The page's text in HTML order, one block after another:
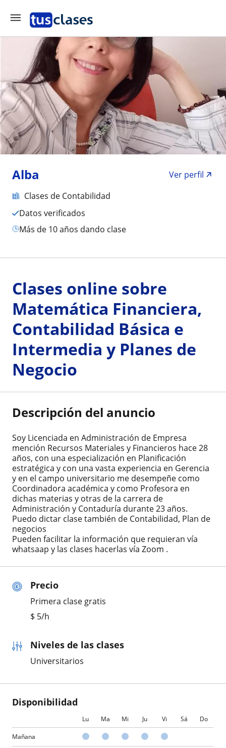
Alba
Ver perfil
Clases de Contabilidad
Datos verificados
más de 10 años dando clase
Precio
Primera clase gratis
$ 5/h
Niveles de las clases
Universitarios
Disponibilidad
Lu Ma Mi Ju Vi Sá Do
Mañana
Clases online sobre
Matemática Financiera,
Contabilidad Básica e
Intermedia y Planes de
Negocio
Descripción del anuncio
Soy Licenciada en Administración de Empresa
mención Recursos Materiales y Financieros hace 28
años, con una especialización en Planificación
estratégica y con una vasta experiencia en Gerencia
y en el campo universitario me desempeñe como
Coordinadora académica y como Profesora en
dichas materias y otras de la carrera de
Administración y Contaduría durante 23 años.
Puedo dictar clase también de Contabilidad, Plan de
negocios
Pueden facilitar la información que requieran vía
whatsaap y las clases hacerlas vía Zoom .